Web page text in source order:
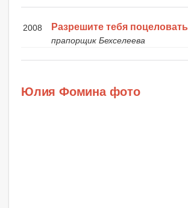
2008 Разрешите тебя поцеловать
прапорщик Бехселеева
Юлия Фомина фото